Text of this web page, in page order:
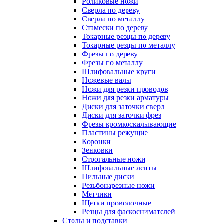
Сверла по дереву
Сверла по металлу
Стамески по дереву
Токарные резцы по дереву
Токарные резцы по металлу
Фрезы по дереву
Фрезы по металлу
Шлифовальные круги
Ножевые валы
Ножи для резки проводов
Ножи для резки арматуры
Диски для заточки сверл
Диски для заточки фрез
Фрезы кромкоскалывающие
Пластины режущие
Коронки
Зенковки
Строгальные ножи
Шлифовальные ленты
Пильные диски
Резьбонарезные ножи
Метчики
Щетки проволочные
Резцы для фаскоснимателей
Столы и подставки